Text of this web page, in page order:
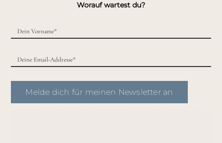
Worauf wartest du?
Melde dich für meinen Newsletter an